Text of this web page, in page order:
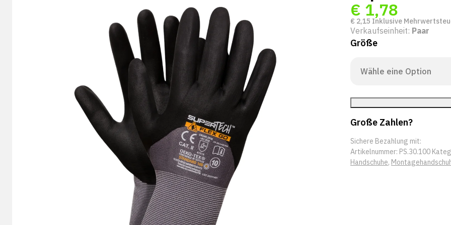
€ 1,78
€ 2,15 Inklusive
Verkaufseinheit: Paar
Größe
Große Zahlen?
Sichere Bezahlung mit:
Artikelnummer: PS.30.100
Handschuhe,